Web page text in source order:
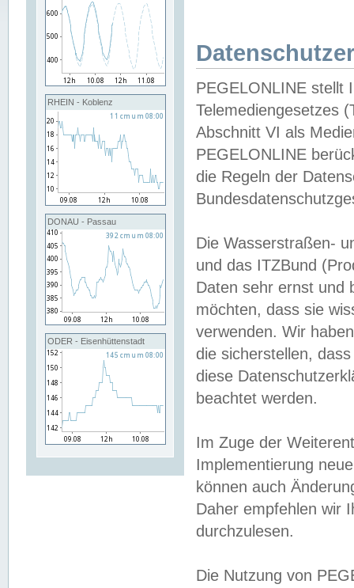
RHEIN - Koblenz
DONAU - Passau
ODER - Eisenhüttenstadt
PEGELONLINE stellt
Telemediengesetzes
Abschnitt VI als
PEGELONLINE
die Regeln der
Die Wasserstraßen-
und das ITZBund
Daten sehr ernst und
möchten, dass sie
verwenden. Wir
die sicherstellen,
diese
beachtet werden.
Im Zuge der
Implementierung
können auch
Daher empfehlen wir
durchzulesen.
Die Nutzung von